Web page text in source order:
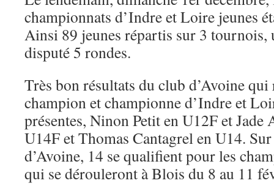
championnats d’Indre et Loire jeunes
Ainsi 89 jeunes répartis sur 3 tournois,
disputé 5 rondes.
Très bon résultats du club d’Avoine
champion et championne d’Indre et
présentes, Ninon Petit en U12F et
U14F et Thomas Cantagrel en U14.
d’Avoine, 14 se qualifient pour les
qui se dérouleront à Blois du 8 au 11